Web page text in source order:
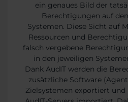
ein genaues Bild der
Berechtigungen auf
Systemen. Diese Sicht auf
Ressourcen und
falsch vergebene
in den jeweiligen
Dank AudIT werden die
zusätzliche Software
Zielsystemen exportiert und